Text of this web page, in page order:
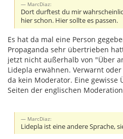
MarcDiaz:
Dort durftest du mir
hier schon. Hier sollte es passen.
Es hat da mal eine Person
Propaganda sehr übertrieben
jetzt nicht außerhalb von "Über
Lidepla erwähnen. Verwarnt
da kein Moderator. Eine gewisse
Seiten der englischen
MarcDiaz:
Lidepla ist eine andere Sprache,